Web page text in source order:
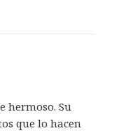
hermoso. Su
que lo hacen